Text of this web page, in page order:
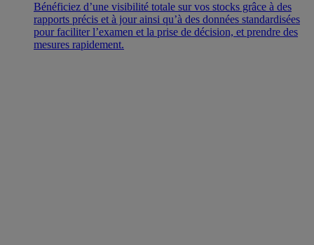
Bénéficiez d’une visibilité totale sur vos stocks grâce à des
rapports précis et à jour ainsi qu’à des données standardisées
pour faciliter l’examen et la prise de décision, et prendre des
mesures rapidement.